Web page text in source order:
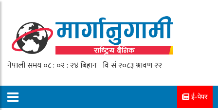
ई-पेपर